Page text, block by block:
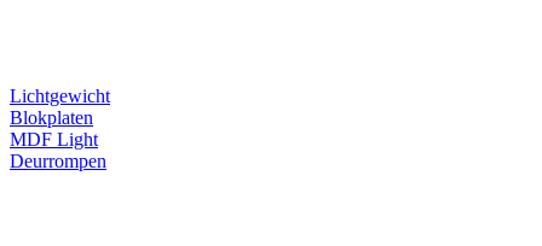
Lichtgewicht
Blokplaten
MDF Light
Deurrompen